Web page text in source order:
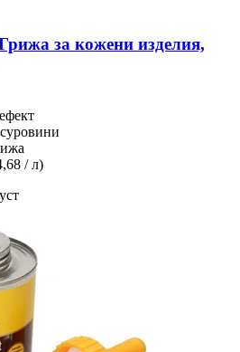
за кожени изделия,
/ л)